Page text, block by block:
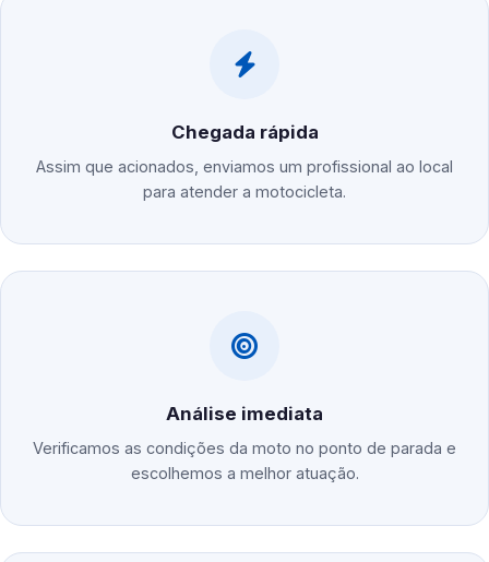
Chegada rápida
Assim que acionados, enviamos um profissional ao local
para atender a motocicleta.
Análise imediata
Verificamos as condições da moto no ponto de parada e
escolhemos a melhor atuação.